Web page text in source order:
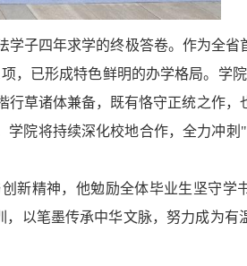
学子四年求学的终极答卷。作为全省
，已形成特色鲜明的办学格局。学
行草诸体兼备，既有恪守正统之作，
院将持续深化校地合作，全力冲刺
新精神，他勉励全体毕业生坚守学
以笔墨传承中华文脉，努力成为有